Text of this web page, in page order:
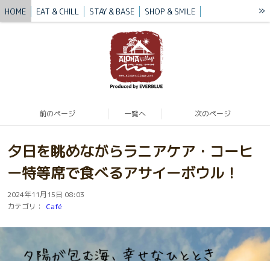
HOME EAT & CHILL STAY & BASE
SHOP & SMILE
BLUE MISSION BLOG
»
前のページ 一覧へ 次のページ
夕日を眺めながらラニアケア・コーヒ
ー特等席で食べるアサイーボウル！
2024年11月15日 08:03
カテゴリ：
Café